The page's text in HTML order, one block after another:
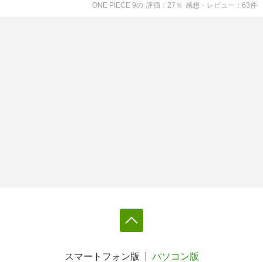
ONE PIECE 9の 評価 27 ％ 感想・レビュー 63件
スマートフォン版 パソコン版